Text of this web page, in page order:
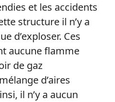
et les accidents
structure il n’y a
d’exploser. Ces
aucune flamme
de gaz
d’aires
il n’y a aucun